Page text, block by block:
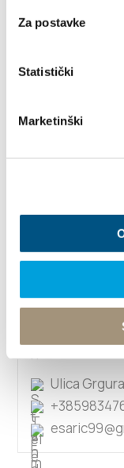
Za postavke
Statistički
Marketinški
Anka
Cesta dr.
Stari
Ulica
Anka
Ulica